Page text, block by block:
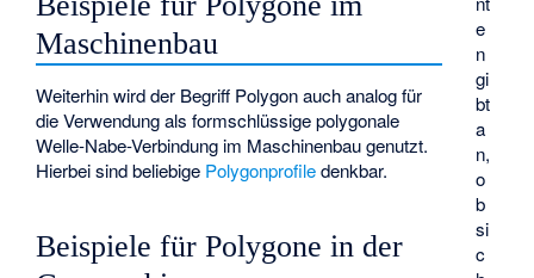
e
n
gi
bt
a
n,
o
b
si
c
Maschinenbau
Weiterhin wird der Begriff Polygon auch analog für
die Verwendung als formschlüssigepolygonale
Welle-Nabe-Verbindung im Maschinenbau genutzt.
Hierbei sind beliebige Polygonprofiledenkbar.
Beispiele für Polygone in der